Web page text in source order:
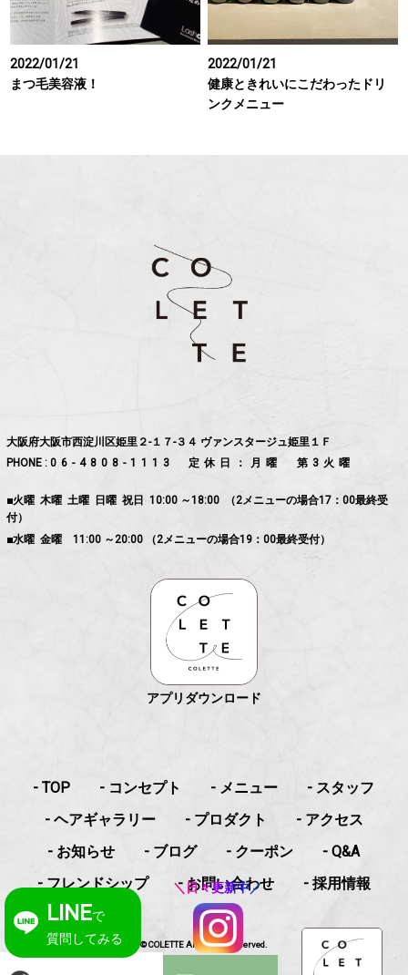
2022/01/21
まつ毛美容液！
2022/01/21
健康ときれいにこだわったドリ
ンクメニュー
大阪府大阪市西淀川区姫里２-１７-３４ ヴァンスタージュ姫里１Ｆ
PHONE : 06-4808-1113 定休日：月曜 第3火曜
■火曜 木曜 土曜 日曜 祝日 10:00 ～18:00 （2メニューの場合17：00最終受
付）
■水曜 金曜 11:00 ～20:00 （2メニューの場合19：00最終受付）
アプリダウンロード
- TOP - コンセプト - メニュー
- スタッフ
- ヘアギャラリー
- プロダクト
- アクセス
- お知らせ
- ブログ - クーポン
- Q&A
- フレンドシップ
- お問い合わせ - 採用情報
© COLETTE All Rights Reserved.
＼日々更新中／
LINEで
質問してみる